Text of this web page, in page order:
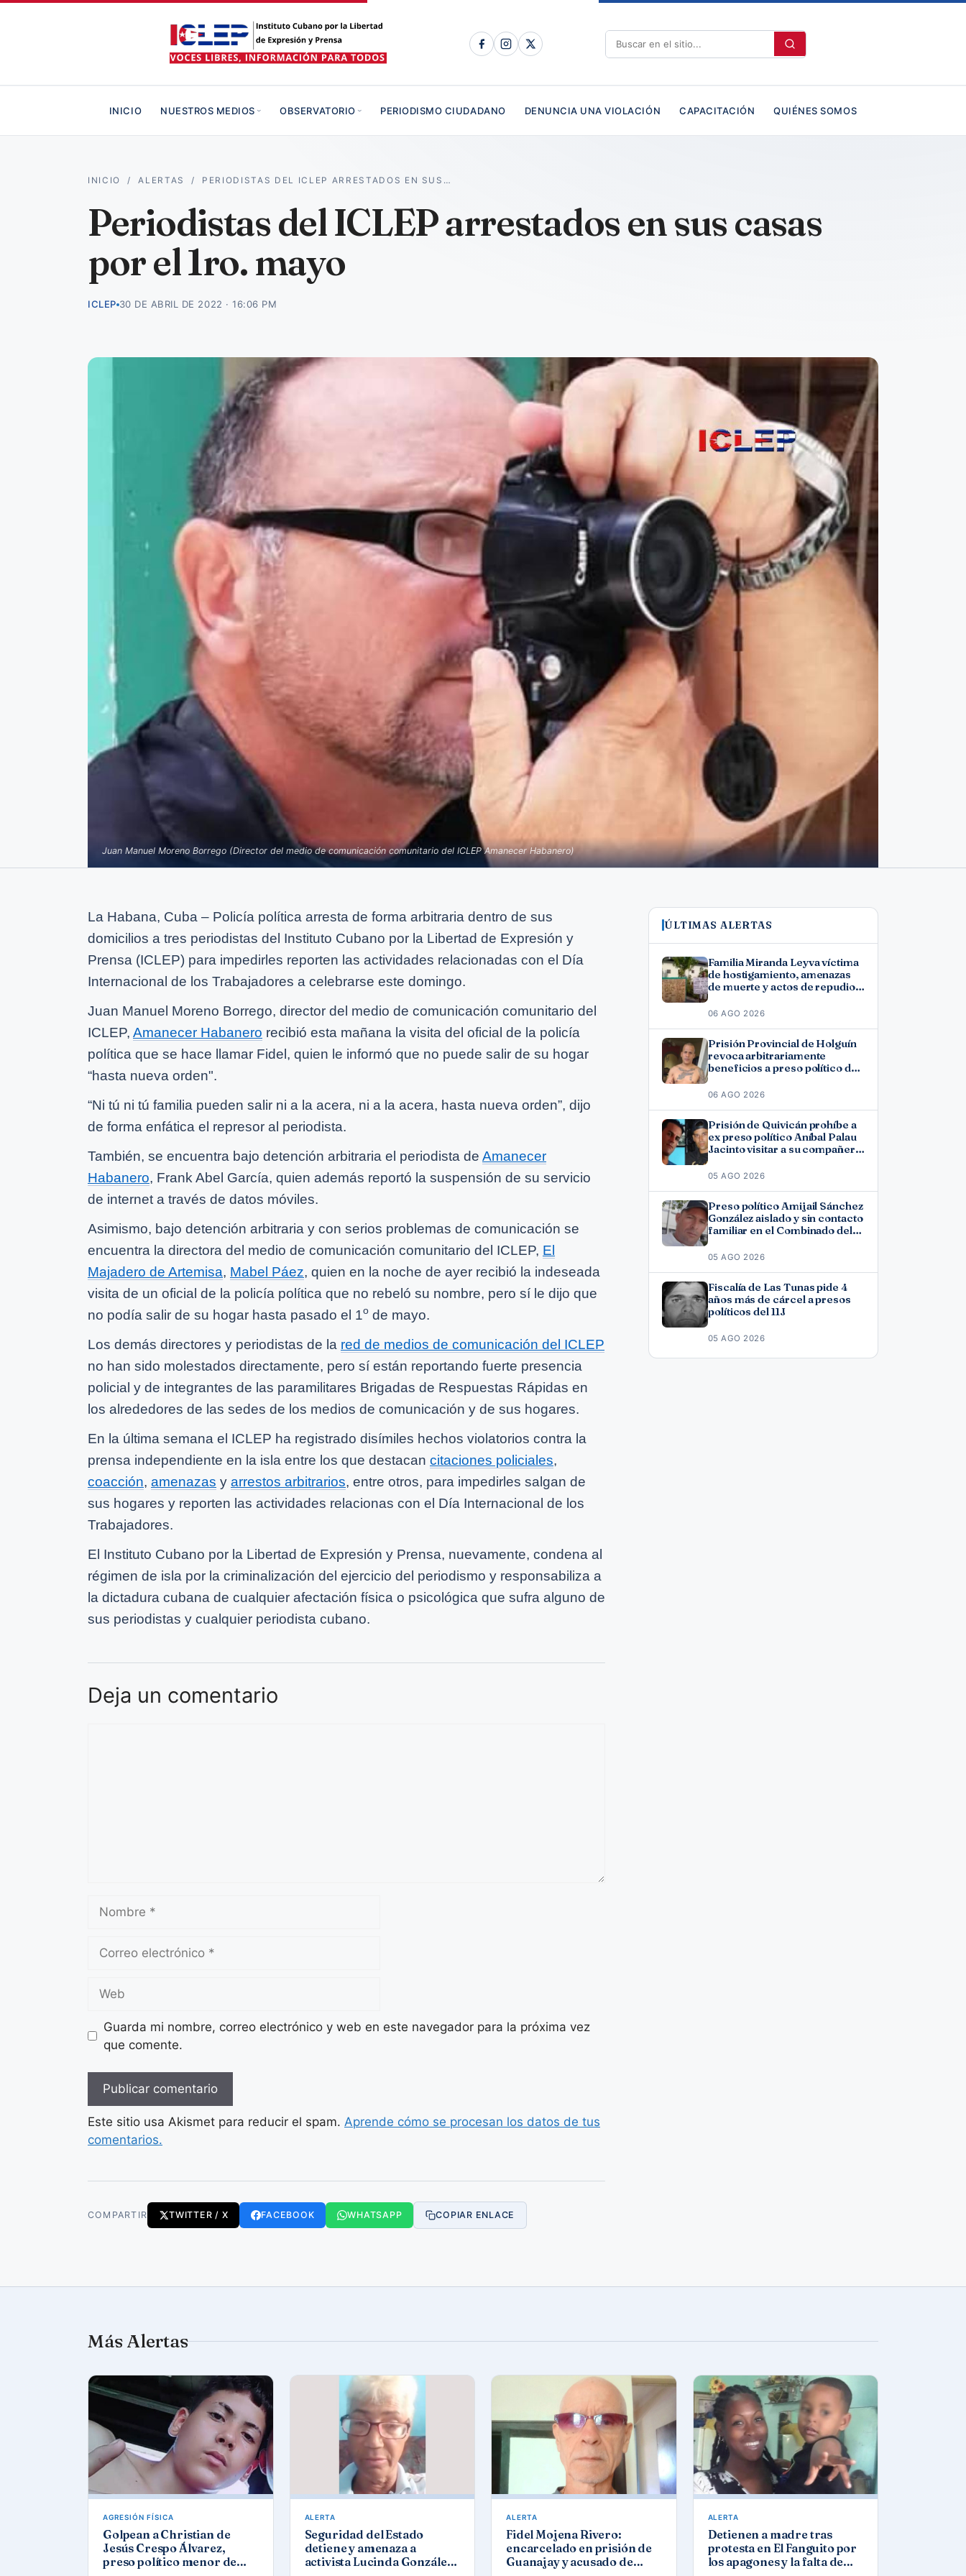
INICIO NUESTROS MEDIOS OBSERVATORIO PERIODISMO CIUDADANO DENUNCIA UNA VIOLACIÓN CAPACITACIÓN QUIÉNES SOMOS
INICIO /ALERTAS / PERIODISTAS DEL ICLEP ARRESTADOS EN SUS…
Periodistas del ICLEP arrestados en sus casas
por el 1ro. mayo
ICLEP 30 DE ABRIL DE 2022 · 16:06 PM
Juan Manuel Moreno Borrego (Director del medio de comunicación comunitario del ICLEP Amanecer Habanero)
La Habana, Cuba – Policía política arresta de forma arbitraria dentro de sus
domicilios a tres periodistas del Instituto Cubano por la Libertad de Expresión y
Prensa (ICLEP) para impedirles reporten las actividades relacionadas con el Día
Internacional de los Trabajadores a celebrarse este domingo.
Juan Manuel Moreno Borrego, director del medio de comunicación comunitario del
ICLEP, Amanecer Habanero recibió esta mañana la visita del oficial de la policía
política que se hace llamar Fidel, quien le informó que no puede salir de su hogar
“hasta nueva orden".
“Ni tú ni tú familia pueden salir ni a la acera, ni a la acera, hasta nueva orden”, dijo
de forma enfática el represor al periodista.
También, se encuentra bajo detención arbitraria el periodista de Amanecer
Habanero, Frank Abel García, quien además reportó la suspensión de su servicio
de internet a través de datos móviles.
Asimismo, bajo detención arbitraria y con serios problemas de comunicación se
encuentra la directora del medio de comunicación comunitario del ICLEP, El
Majadero de Artemisa, Mabel Páez, quien en la noche de ayer recibió la indeseada
visita de un oficial de la policía política que no rebeló su nombre, pero sí le dijo que
no podía salir de su hogar hasta pasado el 1o de mayo.
Los demás directores y periodistas de la red de medios de comunicación del ICLEP
no han sido molestados directamente, pero sí están reportando fuerte presencia
policial y de integrantes de las paramilitares Brigadas de Respuestas Rápidas en
los alrededores de las sedes de los medios de comunicación y de sus hogares.
En la última semana el ICLEP ha registrado disímiles hechos violatorios contra la
prensa independiente en la isla entre los que destacan citaciones policiales,
coacción, amenazas y arrestos arbitrarios, entre otros, para impedirles salgan de
sus hogares y reporten las actividades relacionas con el Día Internacional de los
Trabajadores.
El Instituto Cubano por la Libertad de Expresión y Prensa, nuevamente, condena al
régimen de isla por la criminalización del ejercicio del periodismo y responsabiliza a
la dictadura cubana de cualquier afectación física o psicológica que sufra alguno de
sus periodistas y cualquier periodista cubano.
Deja un comentario
electrónico
Guarda mi nombre, correo electrónico y web en este navegador para la próxima vez
que comente.
Este sitio usa Akismet para reducir el spam. Aprende cómo se procesan los datos de tus
comentarios.
COMPARTIR TWITTER / X FACEBOOK WHATSAPP COPIAR ENLACE
ÚLTIMAS ALERTAS
Familia Miranda Leyva víctima
de hostigamiento, amenazas
de muerte y actos de repudio
06 AGO 2026
Prisión Provincial de Holguín
revoca arbitrariamente
beneficios a preso político del
06 AGO 2026
Prisión de Quivicán prohíbe a
ex preso político Aníbal Palau
Jacinto visitar a su compañero
Fonseca
05 AGO 2026
Preso político Amijail Sánchez
González aislado y sin contacto
familiar en el Combinado del
05 AGO 2026
Fiscalía de Las Tunas pide 4
años más de cárcel a presos
políticos del 11J
05 AGO 2026
Más Alertas
AGRESIÓN FÍSICA
Golpean a Christian de
Jesús Crespo Álvarez,
preso político menor de
ALERTA
Seguridad del Estado
detiene y amenaza a
activista Lucinda González
ALERTA
Fidel Mojena Rivero:
encarcelado en prisión de
Guanajay y acusado de
ALERTA
Detienen a madre tras
protesta en El Fanguito por
los apagones y la falta de